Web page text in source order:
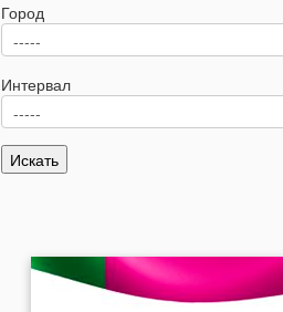
Город
Интервал